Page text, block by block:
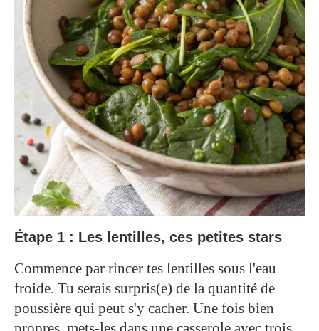
Étape 1 : Les lentilles, ces petites stars
Commence par rincer tes lentilles sous l'eau
froide. Tu serais surpris(e) de la quantité de
poussière qui peut s'y cacher. Une fois bien